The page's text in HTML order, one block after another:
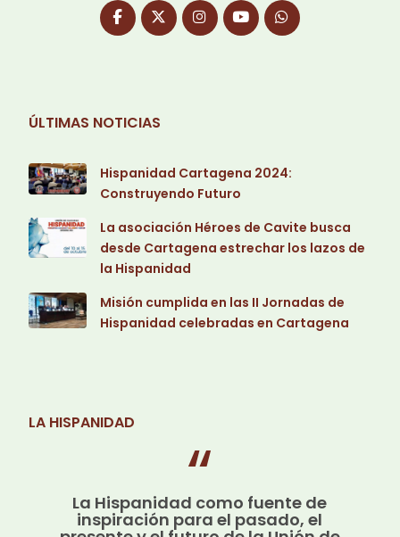
ÚLTIMAS NOTICIAS
Hispanidad Cartagena 2024:
Construyendo Futuro
La asociación Héroes de Cavite busca
desde Cartagena estrechar los lazos de
la Hispanidad
Misión cumplida en las II Jornadas de
Hispanidad celebradas en Cartagena
LA HISPANIDAD
La Hispanidad como fuente de
inspiración para el pasado, el